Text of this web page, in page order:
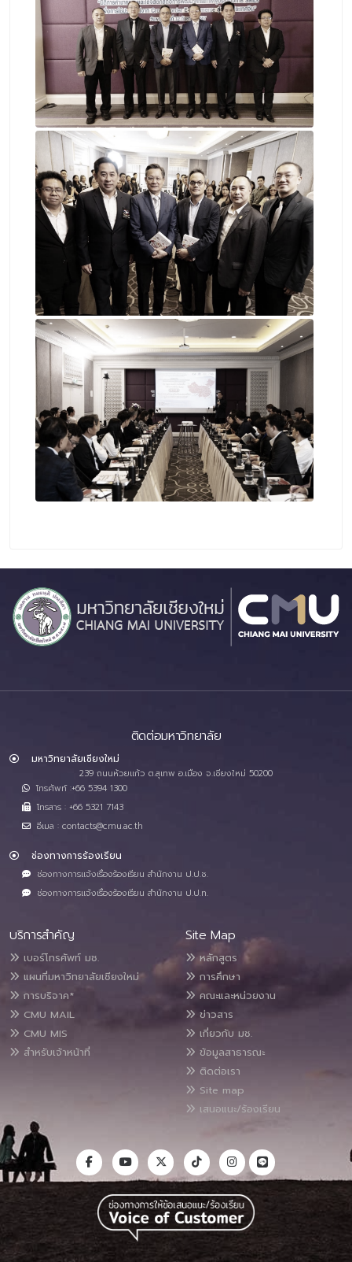
ติดต่อมหาวิทยาลัย
มหาวิทยาลัยเชียงใหม่
239 ถนนห้วยแก้ว ต.สุเทพ อ.เมือง จ.เชียงใหม่ 50200
โทรศัพท์ :+66 5394 1300
โทรสาร : +66 5321 7143
อีเมล : contacts@cmu.ac.th
ช่องทางการร้องเรียน
ช่องทางการแจ้งเรื่องร้องเรียน สำนักงาน ป.ป.ช.
ช่องทางการแจ้งเรื่องร้องเรียน สำนักงาน ป.ป.ท.
บริการสำคัญ
เบอร์โทรศัพท์ มช.
แผนที่มหาวิทยาลัยเชียงใหม่
การบริจาค*
CMU MAIL
CMU MIS
สำหรับเจ้าหน้าที่
Site Map
หลักสูตร
การศึกษา
คณะและหน่วยงาน
ข่าวสาร
เกี่ยวกับ มช.
ข้อมูลสาธารณะ
ติดต่อเรา
Site map
เสนอแนะ/ร้องเรียน